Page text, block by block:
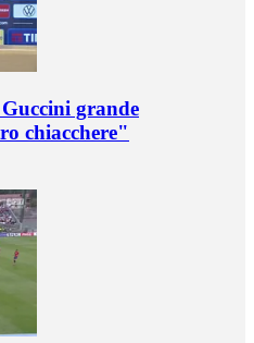
grande
chiacchere"